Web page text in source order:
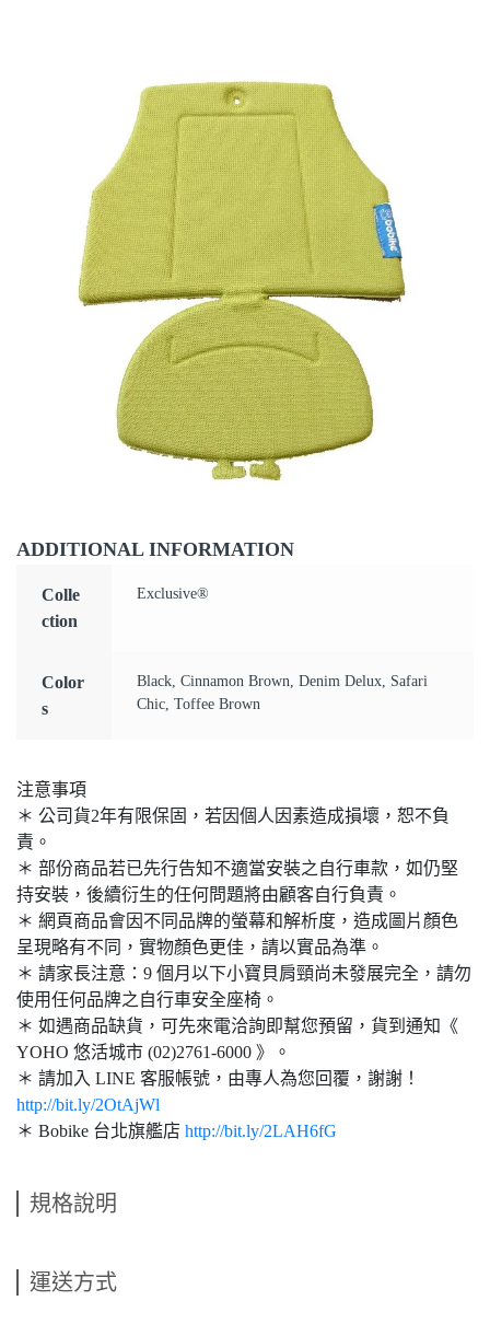
ADDITIONAL INFORMATION
Colle
ction
Exclusive®
Color
s
Black, Cinnamon Brown, Denim Delux, Safari
Chic, Toffee Brown
注意事項
＊ 公司貨2年有限保固，若因個人因素造成損壞，恕不負
責。
＊ 部份商品若已先行告知不適當安裝之自行車款，如仍堅
持安裝，後續衍生的任何問題將由顧客自行負責。
＊ 網頁商品會因不同品牌的螢幕和解析度，造成圖片顏色
呈現略有不同，實物顏色更佳，請以實品為準。
＊ 請家長注意：9 個月以下小寶貝肩頸尚未發展完全，請勿
使用任何品牌之自行車安全座椅。
＊ 如遇商品缺貨，可先來電洽詢即幫您預留，貨到通知《
YOHO 悠活城市 (02)2761-6000 》。
＊ 請加入 LINE 客服帳號，由專人為您回覆，謝謝！
http://bit.ly/2OtAjWl
＊ Bobike 台北旗艦店 http://bit.ly/2LAH6fG
規格說明
運送方式